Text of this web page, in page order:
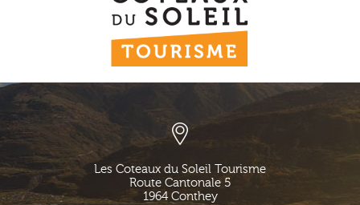
Les Coteaux du Soleil Tourisme
Route Cantonale 5
1964 Conthey